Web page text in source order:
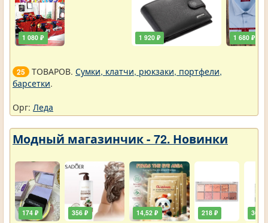
1 080 ₽ 1 920 ₽ 1 680 ₽
25 ТОВАРОВ. Сумки, клатчи, рюкзаки, портфели,
барсетки.
Орг: Леда
Модный магазинчик - 72. Новинки
174 ₽ 356 ₽ 14,52 ₽ 218 ₽